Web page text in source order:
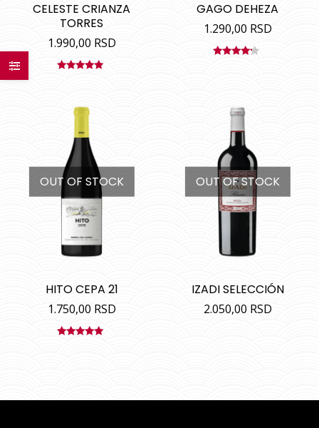
CELESTE CRIANZA
TORRES
1.990,00 RSD
GAGO DEHEZA
1.290,00 RSD
OUT OF STOCK
HITO CEPA 21
1.750,00 RSD
OUT OF STOCK
IZADI SELECCIÓN
2.050,00 RSD